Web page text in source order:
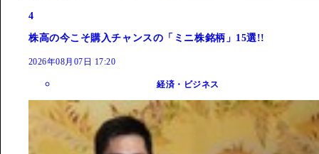
4
株高の今こそ購入チャンスの「ミニ株銘柄」15選!!
2026年08月07日 17:20
経済・ビジネス